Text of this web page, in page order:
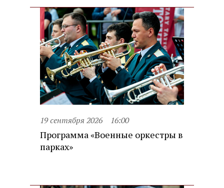
19 сентября 2026 16:00
Программа «Военные оркестры в
парках»